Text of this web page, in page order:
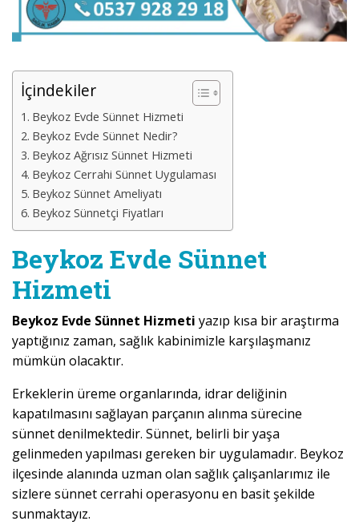
İçindekiler
Beykoz Evde Sünnet Hizmeti
Beykoz Evde Sünnet Nedir?
Beykoz Ağrısız Sünnet Hizmeti
Beykoz Cerrahi Sünnet Uygulaması
Beykoz Sünnet Ameliyatı
Beykoz Sünnetçi Fiyatları
Beykoz Evde Sünnet
Hizmeti
Beykoz Evde Sünnet Hizmeti yazıp kısa bir araştırma
yaptığınız zaman, sağlık kabinimizle karşılaşmanız
mümkün olacaktır.
Erkeklerin üreme organlarında, idrar deliğinin
kapatılmasını sağlayan parçanın alınma sürecine
sünnet denilmektedir. Sünnet, belirli bir yaşa
gelinmeden yapılması gereken bir uygulamadır. Beykoz
ilçesinde alanında uzman olan sağlık çalışanlarımız ile
sizlere sünnet cerrahi operasyonu en basit şekilde
sunmaktayız.